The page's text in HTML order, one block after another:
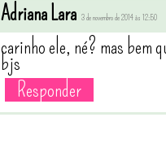
Adriana Lara 3 de novembro de 2014 às 12:50
carinho ele, né? mas bem
bjs
Responder